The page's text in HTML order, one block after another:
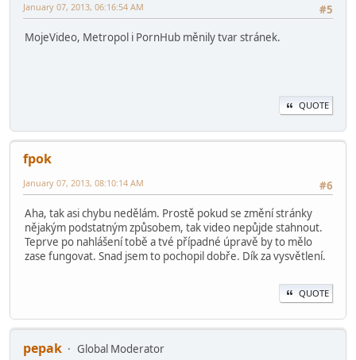
#5
January 07, 2013, 06:16:54 AM
MojeVideo, Metropol i PornHub měnily tvar stránek.
QUOTE
fpok
#6
January 07, 2013, 08:10:14 AM
Aha, tak asi chybu nedělám. Prostě pokud se změní stránky
nějakým podstatným způsobem, tak video nepůjde stahnout.
Teprve po nahlášení tobě a tvé případné úpravě by to mělo
zase fungovat. Snad jsem to pochopil dobře. Dík za vysvětlení.
QUOTE
pepak
Global Moderator